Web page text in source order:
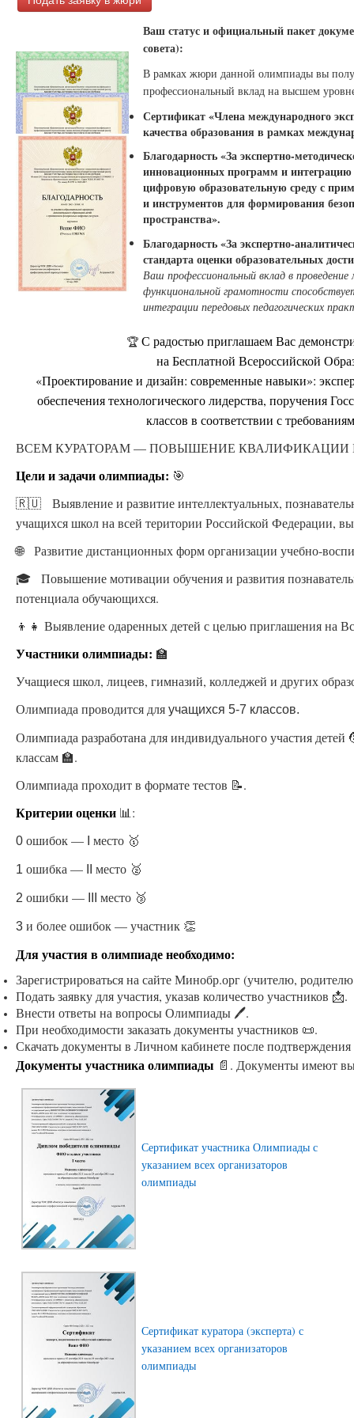
Ваш статус и официальный пакет
совета):
В рамках жюри данной олимпиады вы
профессиональный вклад на высшем
Сертификат «Члена международного
качества образования в рамках
Благодарность «За экспертно-
инновационных программ и интеграцию
цифровую образовательную среду с
и инструментов для формирования
пространства».
Благодарность «За экспертно-
стандарта оценки образовательных
Ваш профессиональный вклад в
функциональной грамотности
интеграции передовых педагогических
🏆 С радостью приглашаем Вас
на Бесплатной Всероссийской
«Проектирование и дизайн: современные навыки»:
обеспечения технологического лидерства, поручения
классов в соответствии с
ВСЕМ КУРАТОРАМ — ПОВЫШЕНИЕ КВАЛИФИКАЦИИ
Цели и задачи олимпиады: 🎯
🇷🇺 Выявление и развитие интеллектуальных,
учащихся школ на всей територии Российской Федерации,
🌐 Развитие дистанционных форм организации учебно-
🎓 Повышение мотивации обучения и развития
потенциала обучающихся.
👦👧 Выявление одаренных детей с целью приглашения на
Участники олимпиады: 🏫
Учащиеся школ, лицеев, гимназий, колледжей и других
Олимпиада проводится для учащихся 5-7 классов.
Олимпиада разработана для индивидуального участия
классам 🏫.
Олимпиада проходит в формате тестов 📝.
Критерии оценки 📊:
0 ошибок — место 🥇
1 ошибка — место 🥈
2 ошибки — место 🥉
3 и более ошибок — участник 👏
Для участия в олимпиаде необходимо:
Зарегистрироваться на сайте Минобр.орг (учителю,
Подать заявку для участия, указав количество участников 📩.
Внести ответы на вопросы Олимпиады 🖊.
При необходимости заказать документы участников 📜.
Скачать документы в Личном кабинете после
Документы участника олимпиады 📄. Документы имеют
Сертификат участника Олимпиады с
указанием всех организаторов
олимпиады
Сертификат куратора (эксперта) с
указанием всех организаторов
олимпиады